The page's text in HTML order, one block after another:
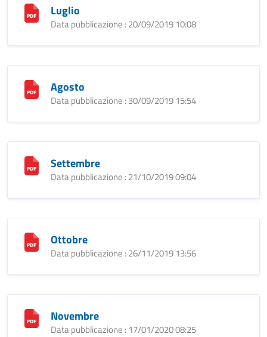
Luglio
Data pubblicazione : 20/09/2019 10:08
Agosto
Data pubblicazione : 30/09/2019 15:54
Settembre
Data pubblicazione : 21/10/2019 09:04
Ottobre
Data pubblicazione : 26/11/2019 13:56
Novembre
Data pubblicazione : 17/01/2020 08:25